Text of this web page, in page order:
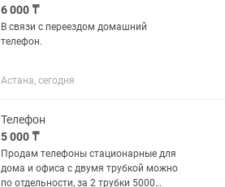
6 000 ₸
В связи с переездом домашний
телефон.
Астана, сегодня
Телефон
5 000 ₸
Продам телефоны стационарные для
дома и офиса с двумя трубкой можно
по отдельности, за 2 трубки 5000